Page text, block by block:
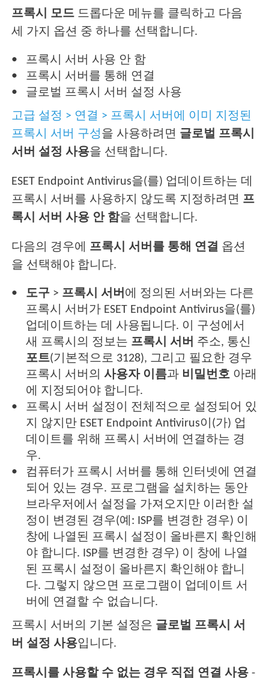
프록시 모드 드롭다운 메뉴를 클릭하고 다음
세 가지 옵션 중 하나를 선택합니다.
프록시 서버 사용 안 함
프록시 서버를 통해 연결
글로벌 프록시 서버 설정 사용
고급 설정 > 연결 > 프록시 서버에 이미 지정된
프록시 서버 구성 을 사용하려면 글로벌 프록시
서버 설정 사용을 선택합니다.
ESET Endpoint Antivirus을(를) 업데이트하는 데
프록시 서버를 사용하지 않도록 지정하려면 프
록시 서버 사용 안 함을 선택합니다.
다음의 경우에 프록시 서버를 통해 연결 옵션
을 선택해야 합니다.
도구 > 프록시 서버 에 정의된 서버와는 다른
프록시 서버가 ESET Endpoint Antivirus을(를)
업데이트하는 데 사용됩니다. 이 구성에서
새 프록시의 정보는 프록시 서버 주소, 통신
포트(기본적으로 3128), 그리고 필요한 경우
프록시 서버의 사용자 이름과 비밀번호 아래
에 지정되어야 합니다.
프록시 서버 설정이 전체적으로 설정되어 있
지 않지만 ESET Endpoint Antivirus이(가) 업
데이트를 위해 프록시 서버에 연결하는 경
우.
컴퓨터가 프록시 서버를 통해 인터넷에 연결
되어 있는 경우. 프로그램을 설치하는 동안
브라우저에서 설정을 가져오지만 이러한 설
정이 변경된 경우(예: ISP를 변경한 경우) 이
창에 나열된 프록시 설정이 올바른지 확인해
야 합니다. ISP를 변경한 경우) 이 창에 나열
된 프록시 설정이 올바른지 확인해야 합니
다. 그렇지 않으면 프로그램이 업데이트 서
버에 연결할 수 없습니다.
프록시 서버의 기본 설정은 글로벌 프록시 서
버 설정 사용입니다.
프록시를 사용할 수 없는 경우 직접 연결 사용 -